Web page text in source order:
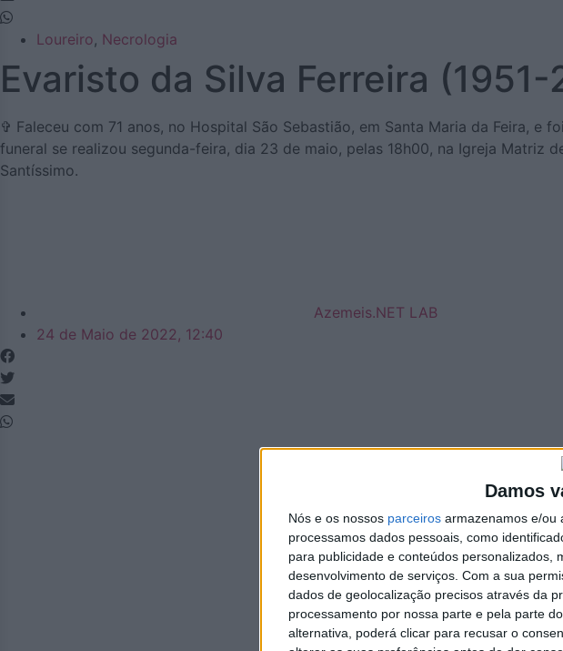
Damos
Nós e os nossos parceiros armazenamos e/ou
processamos dados pessoais, como
para publicidade e conteúdos personalizados,
desenvolvimento de serviços. Com a sua
dados de geolocalização precisos através da
processamento por nossa parte e pela parte
alternativa, poderá clicar para recusar o
Loureiro, Necrologia
Evaristo da Silva Ferreira
✞ Faleceu com 71 anos, no Hospital São Sebastião, em Santa Maria da Feira, e
funeral se realizou segunda-feira, dia 23 de maio, pelas 18h00, na Igreja Matriz
Santíssimo.
Azemeis.NET LAB
24 de Maio de 2022, 12:40